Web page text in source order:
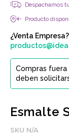
Despachamos
Producto
¿Venta
Compras
deben
Esmalte
SKU N/A